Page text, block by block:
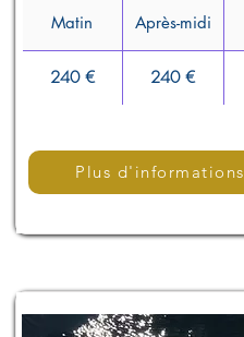
Matin Après-midi
240 € 240 €
Plus d'informations